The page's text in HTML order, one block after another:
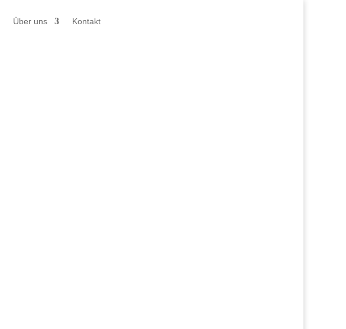
Über uns Kontakt